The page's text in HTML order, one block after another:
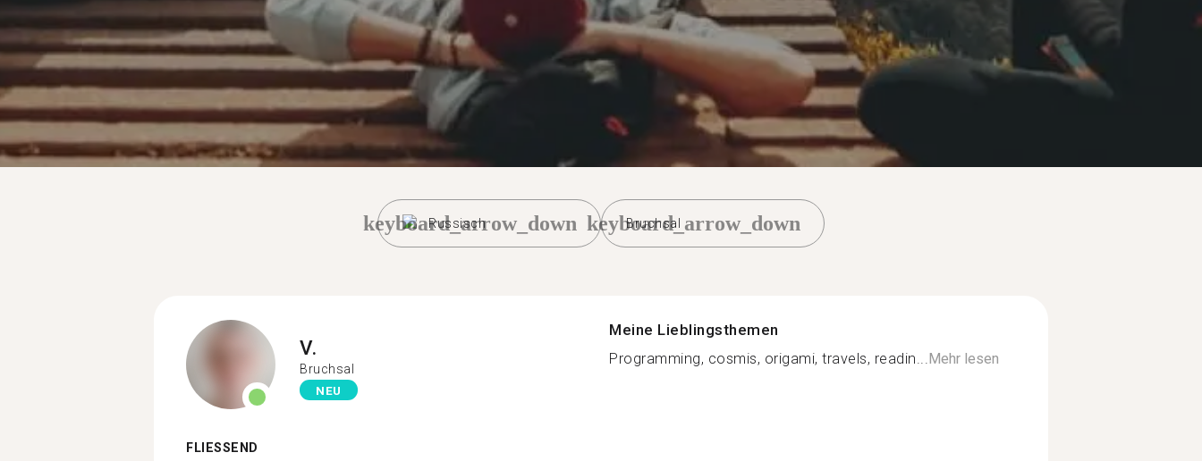
Russisch
keyboard_arrow_down Bruchsal
keyboard_arrow_down
V.
Bruchsal
NEU
FLIESSEND
Meine Lieblingsthemen
Programming, cosmis, origami, travels, readin...Mehr lesen